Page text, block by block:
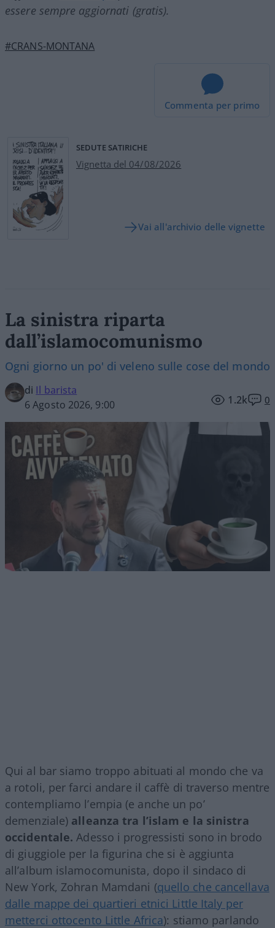
essere sempre aggiornati (gratis).
#CRANS-MONTANA
Commenta per primo
SEDUTE SATIRICHE
Vignetta del 04/08/2026
Vai all'archivio delle vignette
La sinistra riparta
dall’islamocomunismo
Ogni giorno un po' di veleno sulle cose del mondo
di Il barista
6 Agosto 2026, 9:00
1.2k 0
Qui al bar siamo troppo abituati al mondo che va
a rotoli, per farci andare il caffè di traverso mentre
contempliamo l’empia (e anche un po’
demenziale) alleanza tra l’islam e la sinistra
occidentale. Adesso i progressisti sono in brodo
di giuggiole per la figurina che si è aggiunta
all’album islamocomunista, dopo il sindaco di
New York, Zohran Mamdani (quello che cancellava
dalle mappe dei quartieri etnici Little Italy per
metterci ottocento Little Africa): stiamo parlando